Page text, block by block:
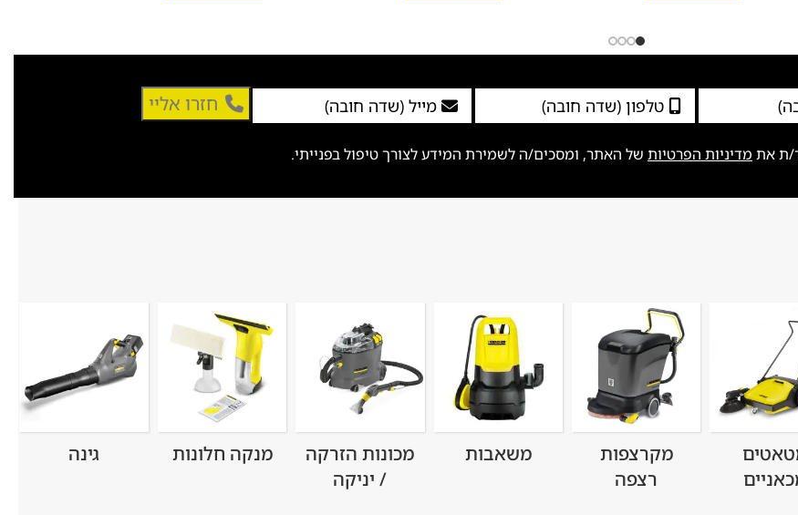
חזרו אליי
ת את מדיניות הפרטיות של האתר, ומסכים/ה לשמירת המידע לצורך טיפול בפנייתי.
משאבות
מכונות הזרקה
/ יניקה
מנקה חלונות גינה
מקרצפות
רצפה